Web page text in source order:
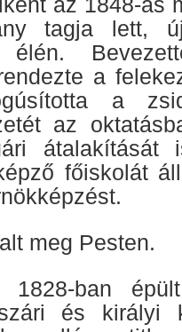
tagja lett,
élén.
a
a
az
átalakítását
főiskolát
meg Pesten.
1828-ban
és királyi